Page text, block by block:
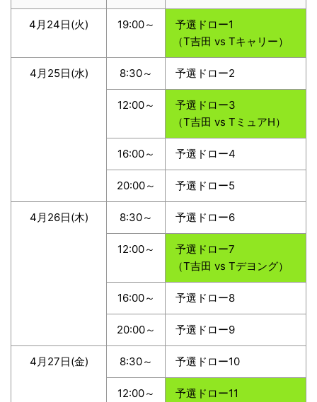
4月24日(火) 19:00～
予選ドロー1
（T吉田 vs Tキャリー）
4月25日(水) 8:30～ 予選ドロー2
12:00～
予選ドロー3
（T吉田 vs TミュアH）
16:00～ 予選ドロー4
20:00～ 予選ドロー5
4月26日(木) 8:30～ 予選ドロー6
12:00～
予選ドロー7
（T吉田 vs Tデヨング）
16:00～ 予選ドロー8
20:00～ 予選ドロー9
4月27日(金) 8:30～ 予選ドロー10
12:00～
予選ドロー11